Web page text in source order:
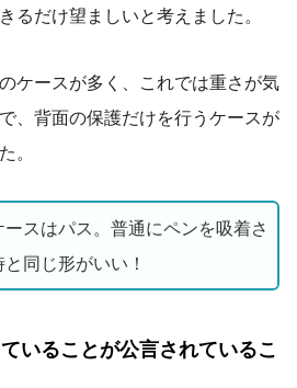
るだけ望ましいと考えました。
ケースが多く、これでは重さが気
、背面の保護だけを行うケースが
。
スはパス。普通にペンを吸着さ
同じ形がいい！
いることが公言されているこ